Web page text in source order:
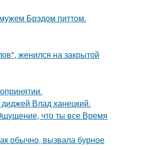
Брэдом питтом.
женился на закрытой
Влад ханецкий.
что ты все Время
обычно, вызвала бурное